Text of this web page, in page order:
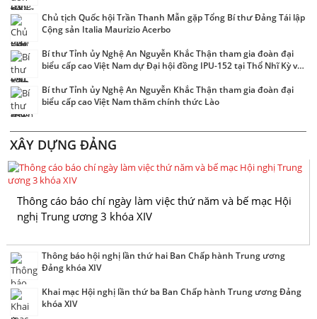
Chủ tịch Quốc hội Trần Thanh Mẫn gặp Tổng Bí thư Đảng Tái lập
Cộng sản Italia Maurizio Acerbo
Bí thư Tỉnh ủy Nghệ An Nguyễn Khắc Thận tham gia đoàn đại
biểu cấp cao Việt Nam dự Đại hội đồng IPU-152 tại Thổ Nhĩ Kỳ và
Bí thư Tỉnh ủy Nghệ An Nguyễn Khắc Thận tham gia đoàn đại
biểu cấp cao Việt Nam thăm chính thức Lào
XÂY DỰNG ĐẢNG
Thông cáo báo chí ngày làm việc thứ năm và bế mạc Hội
nghị Trung ương 3 khóa XIV
Thông báo hội nghị lần thứ hai Ban Chấp hành Trung ương
Đảng khóa XIV
Khai mạc Hội nghị lần thứ ba Ban Chấp hành Trung ương Đảng
khóa XIV